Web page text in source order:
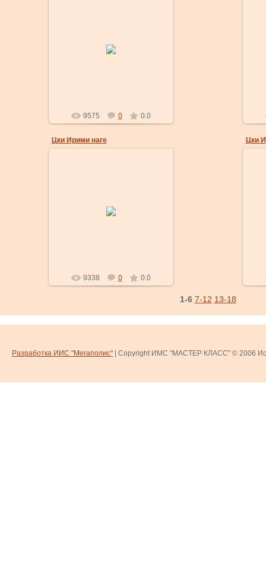
Наге придерживает руку и голову
Уке.
9575 0 0.0
Цки Ирими наге
прижата, исключая любую
9338 0 0.0
Цки
1-6 7-12 13-18
Разработка ИИС "Мегаполис" | Copyright ИМС "МАСТЕР КЛАСС" © 2006